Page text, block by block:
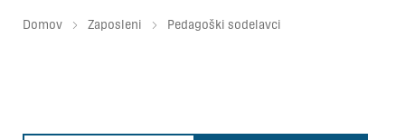
Domov Zaposleni Pedagoški sodelavci